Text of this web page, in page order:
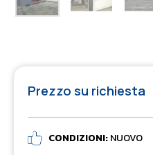
Prezzo su richiesta
CONDIZIONI:NUOVO